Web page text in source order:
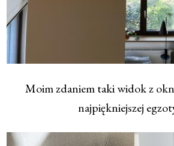
Moim zdaniem taki widok z
najpiękniejszej